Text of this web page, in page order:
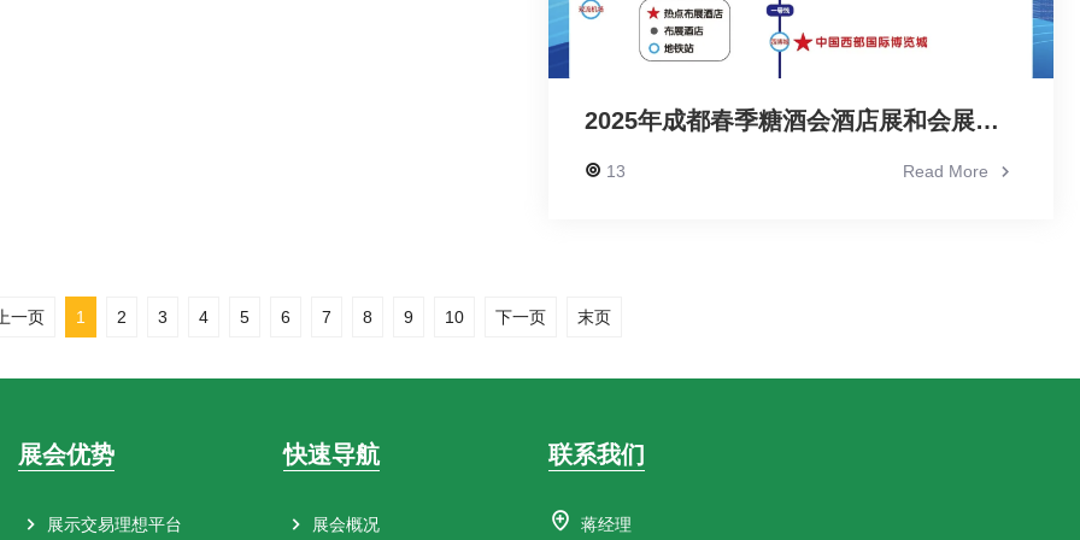
2025年成都春季糖酒会酒店展和会展中心逛展攻略【欢迎收藏、转发】
13 Read More
一页 1 2 3 4 5 6 7 8 9 10 下一页 末页
展会优势
展示交易理想平台
快速导航
展会概况
联系我们
蒋经理